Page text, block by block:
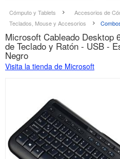
Cómputo y Tablets
Accesorios de
Teclados, Mouse y Accesorios
Microsoft Cableado Desktop
de Teclado y Ratón - USB -
Negro
Visita la tienda de Microsoft